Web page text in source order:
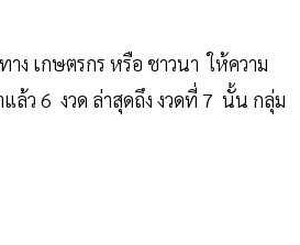
ง เกษตรกร หรือ ชาวนา ให้ความ
แล้ว 6 งวด ล่าสุดถึง งวดที่ 7 นั้น กลุ่ม